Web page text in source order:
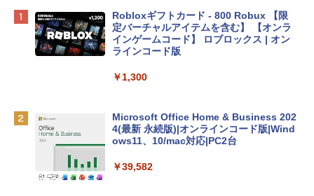
Apple 2026 MacBook Neo A18 Proチッ
プ搭載13インチノートブック：AIとAppl
e Intelligence、Liquid Retinaディスプ
レイ、8GBメモリ、512GB SSD、1080p
ィゴ + 3年延長 AppleCare+ for 13インチ
￥162,598
ンケース Dell NEC Lavie ASUS HP dyna
Robloxギフトカード - 800 Robux 【限
定バーチャルアイテムを含む】 【オンラ
インゲームコード】 ロブロックス | オン
ラインコード版
￥1,300
Microsoft Office Home & Business 202
4(最新 永続版)|オンラインコード版|Wind
ows11、10/mac対応|PC2台
￥39,582